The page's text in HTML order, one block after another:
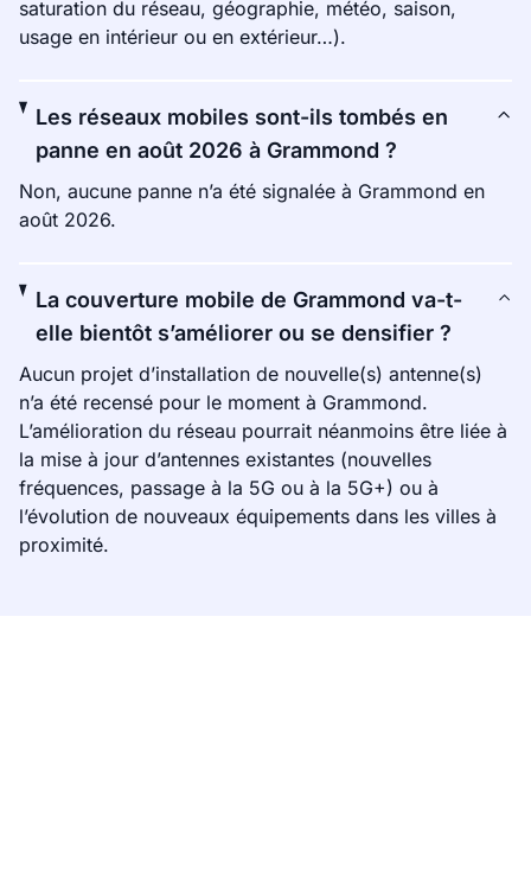
saturation du réseau, géographie, météo, saison,
usage en intérieur ou en extérieur…).
Les réseaux mobiles sont-ils tombés en
panne en août 2026 à Grammond ?
Non, aucune panne n’a été signalée à Grammond en
août 2026.
La couverture mobile de Grammond va-t-
elle bientôt s’améliorer ou se densifier ?
Aucun projet d’installation de nouvelle(s) antenne(s)
n’a été recensé pour le moment à Grammond.
L’amélioration du réseau pourrait néanmoins être liée à
la mise à jour d’antennes existantes (nouvelles
fréquences, passage à la 5G ou à la 5G+) ou à
l’évolution de nouveaux équipements dans les villes à
proximité.